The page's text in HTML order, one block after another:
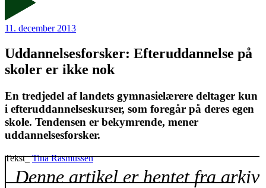
11. december 2013
Uddannelsesforsker: Efteruddannelse på
skoler er ikke nok
En tredjedel af landets gymnasielærere deltager kun
i efteruddannelseskurser, som foregår på deres egen
skole. Tendensen er bekymrende, mener
uddannelsesforsker.
Tekst_Tina Rasmussen
Denne artikel er hentet fra arkiv